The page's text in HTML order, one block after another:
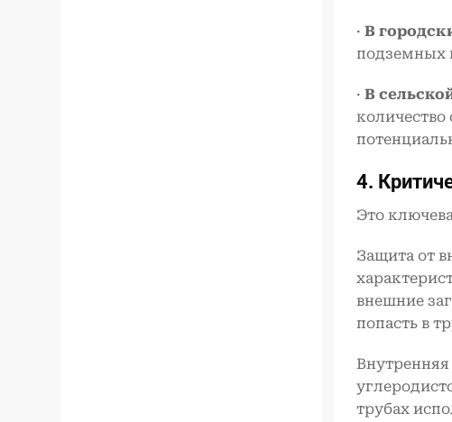
· В
подземных
· В
4.
Это
Защита от
внешние
попасть в
трубах